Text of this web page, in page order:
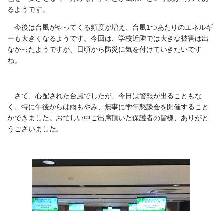
るようです。
今後は台風がやってくる頻度が増え、台風1つあたりのエネルギ
ーも大きくなるようです。今回は、学校近隣では大きな被害は出
なかったようですが、日頃から防災に気を付けていきたいです
ね。
さて、心配された台風でしたが、今日は警報が出ることもな
く、特に午後からは雨もやみ、無事に学年懇談会を開催すること
ができました。お忙しい中ご出席頂いた保護者の皆様、ありがと
うございました。